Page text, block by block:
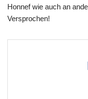
Honnef wie auch an
Versprochen!